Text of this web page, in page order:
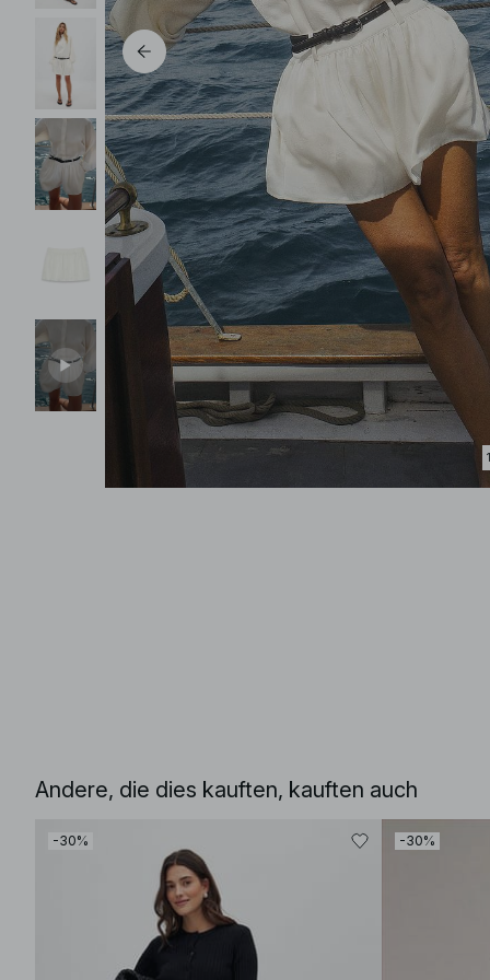
Andere, die dies kauften, kauften auch
-30% -30%